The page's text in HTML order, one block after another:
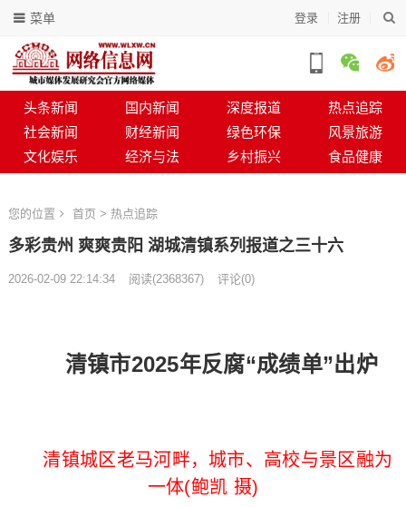
登录 注册
菜单
头条新闻 国内新闻 深度报道
热点追踪
社会新闻
财经新闻 绿色环保
风景旅游
文化娱乐
经济与法 乡村振兴 食品健康
您的位置 首页 > 热点追踪
多彩贵州 爽爽贵阳 湖城清镇系列报道之三十六
2026-02-09 22:14:34 阅读(2368367) 评论(0)
清镇市2025年反腐“成绩单”出炉
清镇城区老马河畔，城市、高校与景区融为
一体(鲍凯 摄)